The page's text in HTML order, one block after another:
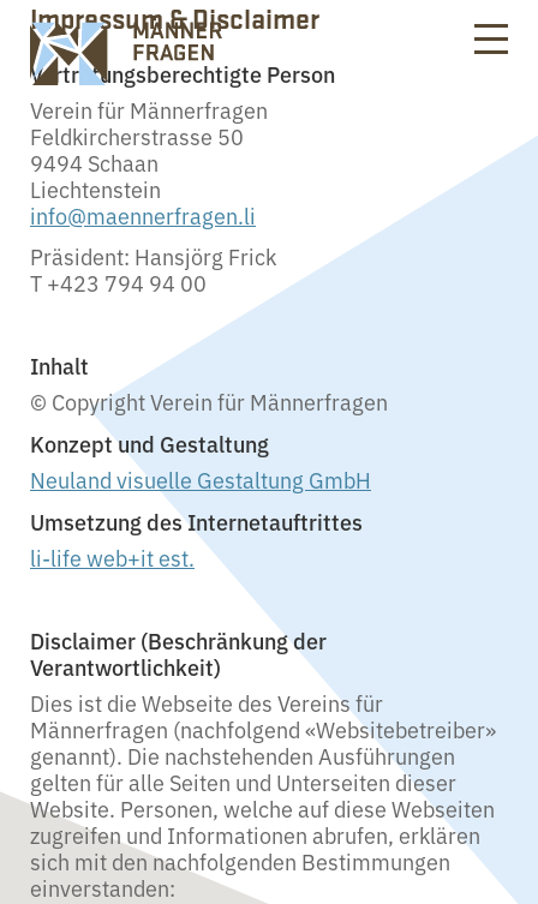
Impressum & Disclaimer
Vertretungsberechtigte Person
Verein für Männerfragen
Feldkircherstrasse 50
9494 Schaan
Liechtenstein
info@maennerfragen.li
Präsident: Hansjörg Frick
T +423 794 94 00
Inhalt
© Copyright Verein für Männerfragen
Konzept und Gestaltung
Neuland visuelle Gestaltung GmbH
Umsetzung des Internetauftrittes
li-life web+it est.
Disclaimer (Beschränkung der
Verantwortlichkeit)
Dies ist die Webseite des Vereins für
Männerfragen (nachfolgend «Websitebetreiber»
genannt). Die nachstehenden Ausführungen
gelten für alle Seiten und Unterseiten dieser
Website. Personen, welche auf diese Webseiten
zugreifen und Informationen abrufen, erklären
sich mit den nachfolgenden Bestimmungen
einverstanden: